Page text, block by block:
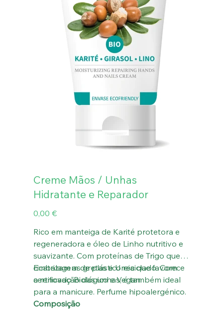
Creme Mãos / Unhas
Hidratante e Reparador
Preço
0,00 €
Rico em manteiga de Karité protetora e
regeneradora e óleo de Linho nutritivo e
suavizante. Com proteínas de Trigo que
cicatrizam as gretas e Ureia que favorece
a renovação das unhas, é também ideal
para a manicure. Perfume hipoalergénico.
Embalagem de plástico reciclado. Com
certificado Biológico e Vegan.
Composição